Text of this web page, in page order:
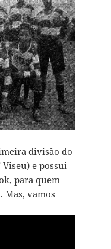
divisão do
e possui
, para quem
Mas, vamos